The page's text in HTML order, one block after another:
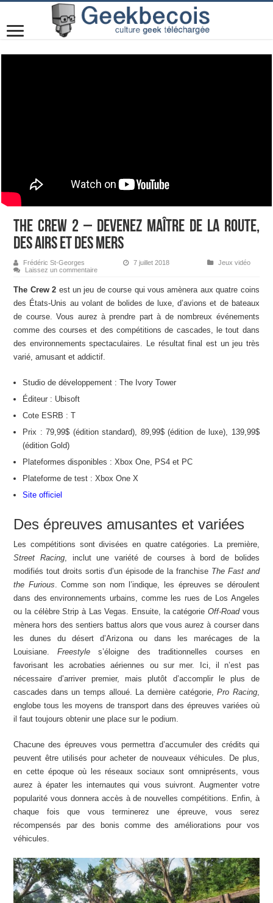
The Crew 2 – Devenez maître de la route,
des airs et des mers
Frédéric St-Georges 7 juillet 2018
Jeux vidéo
Laissez un commentaire
The Crew 2 est un jeu de course qui vous amènera aux quatre coins
des États-Unis au volant de bolides de luxe, d’avions et de bateaux
de course. Vous aurez à prendre part à de nombreux événements
comme des courses et des compétitions de cascades, le tout dans
des environnements spectaculaires. Le résultat final est un jeu très
varié, amusant et addictif.
Studio de développement : The Ivory Tower
Éditeur : Ubisoft
Cote ESRB : T
Prix : 79,99$ (édition standard), 89,99$ (édition de luxe), 139,99$
(édition Gold)
Plateformes disponibles : Xbox One, PS4 et PC
Plateforme de test : Xbox One X
Site officiel
Des épreuves amusantes et variées
Les compétitions sont divisées en quatre catégories. La première,
Street Racing, inclut une variété de courses à bord de bolides
modifiés tout droits sortis d’un épisode de la franchise The Fast and
the Furious. Comme son nom l’indique, les épreuves se déroulent
dans des environnements urbains, comme les rues de Los Angeles
ou la célèbre Strip à Las Vegas. Ensuite, la catégorieOff-Roadvous
mènera hors des sentiers battus alors que vous aurez à courser dans
les dunes du désert d’Arizona ou dans les marécages de la
Louisiane.Freestyle s’éloigne des traditionnelles courses en
favorisant les acrobaties aériennes ou sur mer. Ici, il n’est pas
nécessaire d’arriver premier, mais plutôt d’accomplir le plus de
cascades dans un temps alloué. La dernière catégorie,Pro Racing,
englobe tous les moyens de transport dans des épreuves variées où
il faut toujours obtenir une place sur le podium.
Chacune des épreuves vous permettra d’accumuler des crédits qui
peuvent être utilisés pour acheter de nouveaux véhicules. De plus,
en cette époque où les réseaux sociaux sont omniprésents, vous
aurez à épater les internautes qui vous suivront. Augmenter votre
popularité vous donnera accès à de nouvelles compétitions. Enfin, à
chaque fois que vous terminerez une épreuve, vous serez
récompensés par des bonis comme des améliorations pour vos
véhicules.